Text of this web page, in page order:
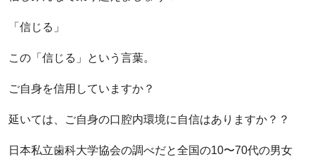
「信じる」
この「信じる」という言葉。
ご自身を信用していますか？
延いては、ご自身の口腔内環境に自信はありますか？？
日本私立歯科大学協会の調べだと全国の10〜70代の男女